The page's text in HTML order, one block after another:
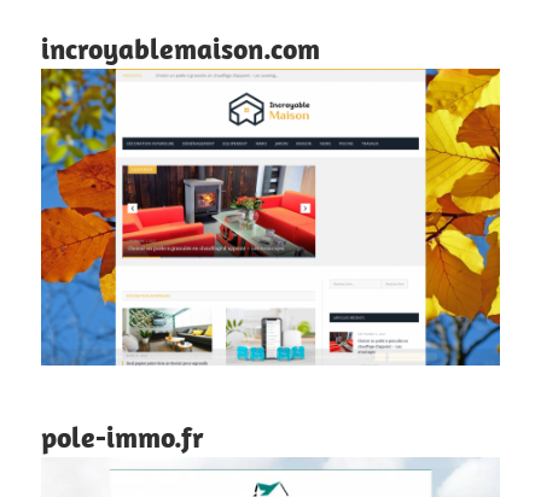
incroyablemaison.com
pole-immo.fr